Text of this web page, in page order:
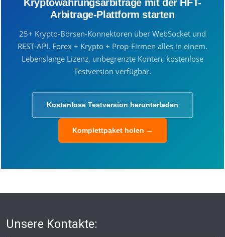
Kryptowährungsarbitrage mit der HFT-
Arbitrage-Plattform starten
25+ Krypto-Börsen-Konnektoren über WebSocket und
REST-API. Forex + Krypto + Prop-Firmen alles in einem.
Lebenslange Lizenz, unbegrenzte Konten, kostenlose
Testversion verfügbar.
Kostenlose Testversion herunterladen
Komplettpaket holen →
Unsere Kontakte: